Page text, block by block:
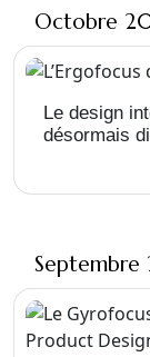
Octobre
Le design
désormais
Septembre